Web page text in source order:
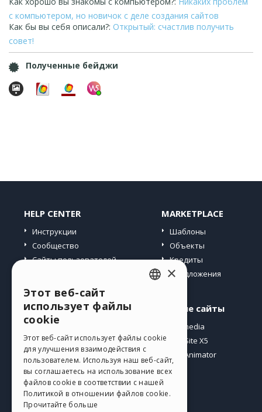
с компьютером, но новичок с деле создания сайтов
Как бы вы себя описали?: Открытый: счастлив получить
совет!
Полученные бейджи
HELP CENTER
Инструкции
Сообщество
Сайты пользователей
MARKETPLACE
Шаблоны
Объекты
Кредиты
Предложения
Профиль
Мои посты
Мои лицензии
Загрузить
Веб-хостинг
Мои кредиты
Другие сайты
Incomedia
WebSite X5
WebAnimator
GERMAN
SPANISH
PORTUGUESE
POLISH
×
Этот веб-сайт
использует файлы
cookie
Этот веб-сайт использует файлы cookie
для улучшения взаимодействия с
пользователем. Используя наш веб-сайт,
вы соглашаетесь на использование всех
файлов cookie в соответствии с нашей
Политикой в ​​отношении файлов cookie.
Прочитайте больше